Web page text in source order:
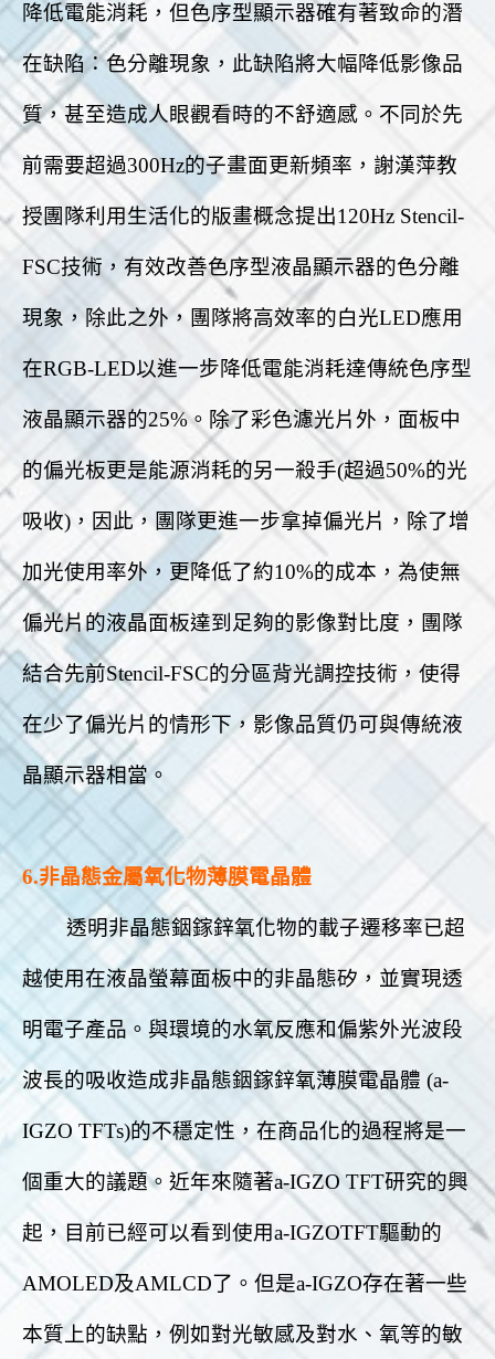
降低電能消耗，但色序型顯示器確有著致命的潛
在缺陷：色分離現象，此缺陷將大幅降低影像品
質，甚至造成人眼觀看時的不舒適感。不同於先
前需要超過300Hz的子畫面更新頻率，謝漢萍教
授團隊利用生活化的版畫概念提出120Hz Stencil-
FSC技術，有效改善色序型液晶顯示器的色分離
現象，除此之外，團隊將高效率的白光LED應用
在RGB-LED以進一步降低電能消耗達傳統色序型
液晶顯示器的25%。除了彩色濾光片外，面板中
的偏光板更是能源消耗的另一殺手(超過50%的光
吸收)，因此，團隊更進一步拿掉偏光片，除了增
加光使用率外，更降低了約10%的成本，為使無
偏光片的液晶面板達到足夠的影像對比度，團隊
結合先前Stencil-FSC的分區背光調控技術，使得
在少了偏光片的情形下，影像品質仍可與傳統液
晶顯示器相當。
6.非晶態金屬氧化物薄膜電晶體
透明非晶態銦鎵鋅氧化物的載子遷移率已超
越使用在液晶螢幕面板中的非晶態矽，並實現透
明電子產品。與環境的水氧反應和偏紫外光波段
波長的吸收造成非晶態銦鎵鋅氧薄膜電晶體 (a-
IGZO TFTs)的不穩定性，在商品化的過程將是一
個重大的議題。近年來隨著a-IGZO TFT研究的興
起，目前已經可以看到使用a-IGZOTFT驅動的
AMOLED及AMLCD了。但是a-IGZO存在著一些
本質上的缺點，例如對光敏感及對水、氧等的敏